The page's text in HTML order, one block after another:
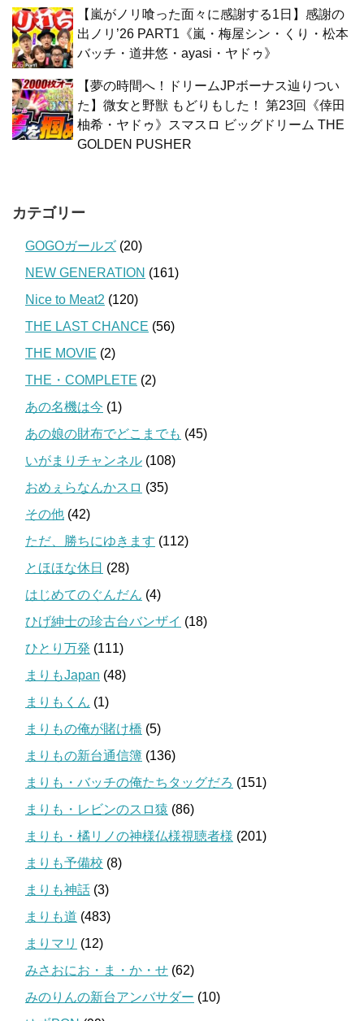
【嵐がノリ喰った面々に感謝する1日】感謝の
出ノリ’26 PART1《嵐・梅屋シン・くり・松本
バッチ・道井悠・ayasi・ヤドゥ》
【夢の時間へ！ドリームJPボーナス辿りつい
た】微女と野獣 もどりもした！ 第23回《倖田
柚希・ヤドゥ》スマスロ ビッグドリーム THE
GOLDEN PUSHER
カテゴリー
GOGOガールズ (20)
NEW GENERATION (161)
Nice to Meat2 (120)
THE LAST CHANCE (56)
THE MOVIE (2)
THE・COMPLETE (2)
あの名機は今 (1)
あの娘の財布でどこまでも (45)
いがまりチャンネル (108)
おめぇらなんかスロ (35)
その他 (42)
ただ、勝ちにゆきます (112)
とほほな休日 (28)
はじめてのぐんだん (4)
ひげ紳士の珍古台バンザイ (18)
ひとり万発 (111)
まりもJapan (48)
まりもくん (1)
まりもの俺が賭け橋 (5)
まりもの新台通信簿 (136)
まりも・バッチの俺たちタッグだろ (151)
まりも・レビンのスロ猿 (86)
まりも・橘リノの神様仏様視聴者様 (201)
まりも予備校 (8)
まりも神話 (3)
まりも道 (483)
まりマリ (12)
みさおにお・ま・か・せ (62)
みのりんの新台アンバサダー (10)